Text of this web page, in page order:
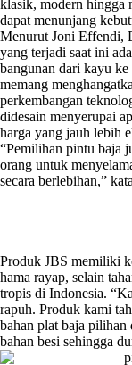
klasik, modern hingga
dapat menunjang
Menurut Joni Effendi,
yang terjadi saat ini
bangunan dari kayu
memang
perkembangan
didesain menyerupai
harga yang jauh lebih
“Pemilihan pintu baja
orang untuk
secara berlebihan,”
Produk JBS memiliki
hama rayap, selain
tropis di Indonesia.
rapuh. Produk kami
bahan plat baja pilihan
bahan besi sehingga